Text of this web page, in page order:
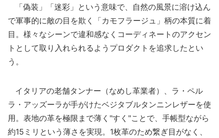
「偽装」「迷彩」という意味で、自然の風景に溶け込ん
で軍事的に敵の目を欺く「カモフラージュ」柄の本質に着
目。様々なシーンで違和感なくコーディネートのアクセン
トとして取り入れられるようプロダクトを追求したとい
う。
イタリアの老舗タンナー（なめし革業者）、ラ・ペル
ラ・アッズーラが手がけたベジタブルタンニンレザーを使
用。表地の革を極限まで薄く"すく"ことで、手帳型ながら
約15ミリという薄さを実現。1枚革のため繋ぎ目がなく、